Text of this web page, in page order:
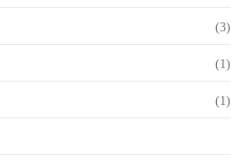
(3)
(1)
(1)